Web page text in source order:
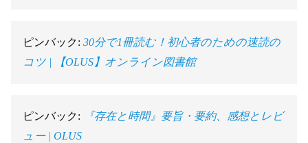
ピンバック:30分で1冊読む！初心者のための速読の
コツ | 【OLUS】オンライン図書館
ピンバック:
『存在と時間』要旨・要約、感想とレビ
ュー | OLUS